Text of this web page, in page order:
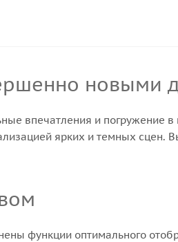
впечатления и погружение
ярких и темных
функции оптимального